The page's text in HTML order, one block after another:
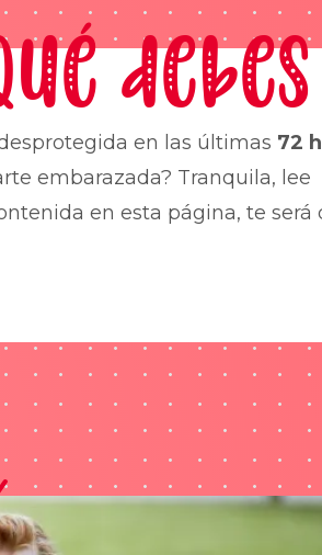
en las últimas 72
embarazada? Tranquila, lee
en esta página, te será